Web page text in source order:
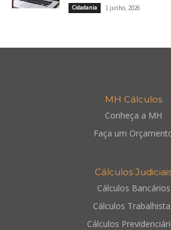
Cidadania 1 junho, 2026
MH Cálculos
Conheça a MH
Faça um
Cálculos
Cálculos Bancários
Cálculos
Cálculos